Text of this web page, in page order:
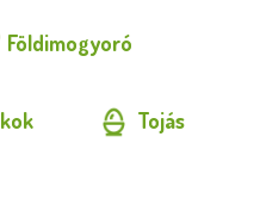
Földimogyoró
Tojás